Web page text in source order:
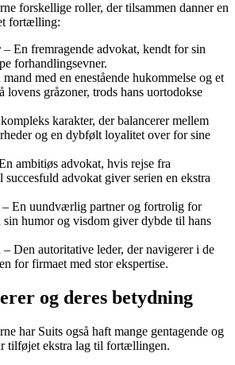
forskellige roller, der tilsammen danner en
fortælling:
– En fremragende advokat, kendt for sin
forhandlingsevner.
mand med en enestående hukommelse og et
lovens gråzoner, trods hans uortodokse
karakter, der balancerer mellem
og en dybfølt loyalitet over for sine
ambitiøs advokat, hvis rejse fra
succesfuld advokat giver serien en ekstra
– En uundværlig partner og fortrolig for
sin humor og visdom giver dybde til hans
– Den autoritative leder, der navigerer i de
for firmaet med stor ekspertise.
og deres betydning
har Suits også haft mange gentagende og
tilføjet ekstra lag til fortællingen.